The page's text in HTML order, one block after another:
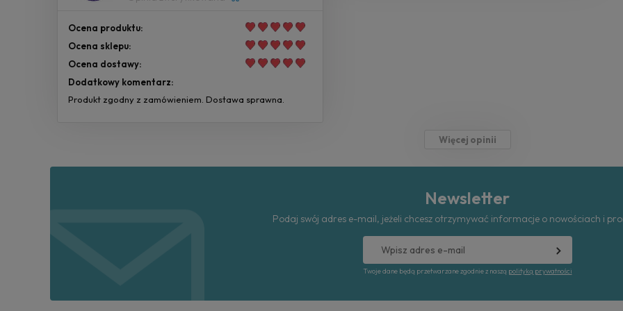
Ocena produktu:
Ocena sklepu:
Ocena dostawy:
Dodatkowy komentarz:
Produkt zgodny z zamówieniem. Dostawa sprawna.
Więcej opinii
Newsletter
Podaj swój adres e-mail, jeżeli chcesz otrzymywać informacje o nowościach i
Twoje dane będą przetwarzane zgodnie z naszą polityką prywatności